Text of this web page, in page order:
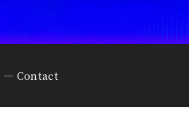
Contact